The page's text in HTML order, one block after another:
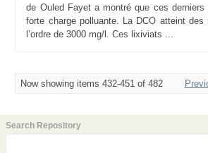
de Ouled Fayet a montré que ces derniers
forte charge polluante. La DCO atteint des
l’ordre de 3000 mg/l. Ces lixiviats ...
Now showing items 432-451 of 482
Search Repository